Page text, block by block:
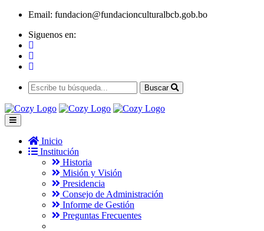
Email: fundacion@fundacionculturalbcb.gob.bo
Siguenos en:
Buscar
Inicio
Institución
Historia
Misión y Visión
Presidencia
Consejo de Administración
Informe de Gestión
Preguntas Frecuentes